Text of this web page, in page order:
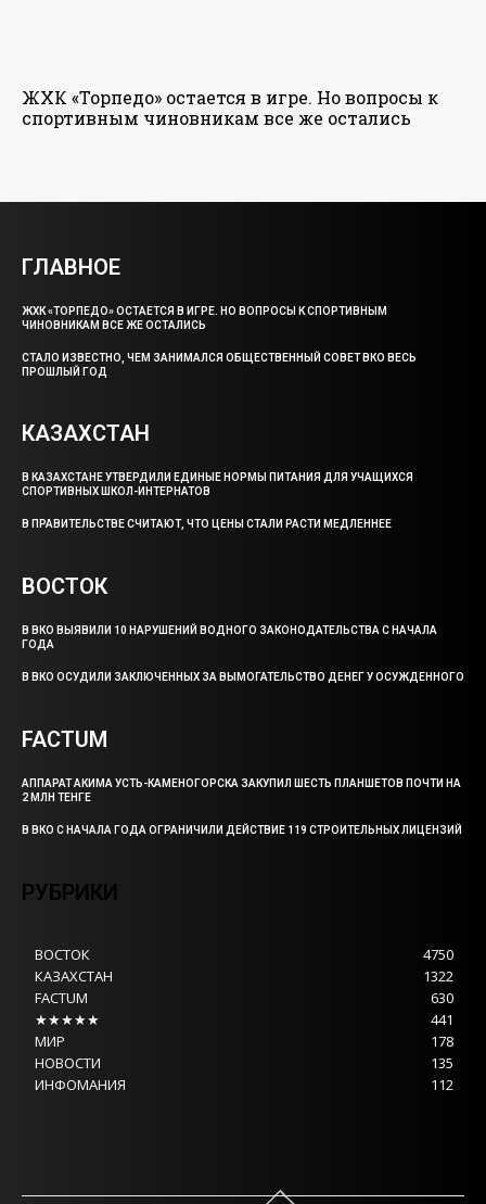
ЖХК «Торпедо» остается в игре. Но вопросы к
спортивным чиновникам все же остались
ГЛАВНОЕ
ЖХК «ТОРПЕДО» ОСТАЕТСЯ В ИГРЕ. НО ВОПРОСЫ К СПОРТИВНЫМ
ЧИНОВНИКАМ ВСЕ ЖЕ ОСТАЛИСЬ
СТАЛО ИЗВЕСТНО, ЧЕМ ЗАНИМАЛСЯ ОБЩЕСТВЕННЫЙ СОВЕТ ВКО ВЕСЬ
ПРОШЛЫЙ ГОД
КАЗАХСТАН
В КАЗАХСТАНЕ УТВЕРДИЛИ ЕДИНЫЕ НОРМЫ ПИТАНИЯ ДЛЯ УЧАЩИХСЯ
СПОРТИВНЫХ ШКОЛ-ИНТЕРНАТОВ
В ПРАВИТЕЛЬСТВЕ СЧИТАЮТ, ЧТО ЦЕНЫ СТАЛИ РАСТИ МЕДЛЕННЕЕ
ВОСТОК
В ВКО ВЫЯВИЛИ 10 НАРУШЕНИЙ ВОДНОГО ЗАКОНОДАТЕЛЬСТВА С НАЧАЛА
ГОДА
В ВКО ОСУДИЛИ ЗАКЛЮЧЕННЫХ ЗА ВЫМОГАТЕЛЬСТВО ДЕНЕГ У ОСУЖДЕННОГО
FACTUM
АППАРАТ АКИМА УСТЬ-КАМЕНОГОРСКА ЗАКУПИЛ ШЕСТЬ ПЛАНШЕТОВ ПОЧТИ НА
2 МЛН ТЕНГЕ
В ВКО С НАЧАЛА ГОДА ОГРАНИЧИЛИ ДЕЙСТВИЕ 119 СТРОИТЕЛЬНЫХ ЛИЦЕНЗИЙ
РУБРИКИ
ВОСТОК
4750
КАЗАХСТАН
1322
FACTUM
630
★★★★★
441
МИР
178
НОВОСТИ
135
ИНФОМАНИЯ
112